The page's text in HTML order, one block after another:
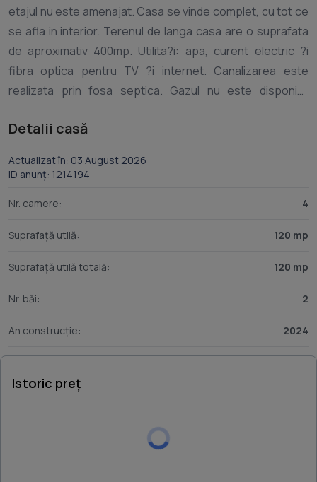
etajul nu este amenajat. Casa se vinde complet, cu tot ce
se afla in interior. Terenul de langa casa are o suprafata
de aproximativ 400mp. Utilita?i: apa, curent electric ?i
fibra optica pentru TV ?i internet. Canalizarea este
realizata prin fosa septica. Gazul nu este disponibil
elele de canalizare ?i gaz sunt in proiect pentru un viitor
Detalii casă
Actualizat în: 03 August 2026
ID anunț: 1214194
Nr. camere: 4
Suprafață utilă: 120 mp
Suprafață utilă totală: 120 mp
Nr. băi: 2
An construcție: 2024
Istoric preț